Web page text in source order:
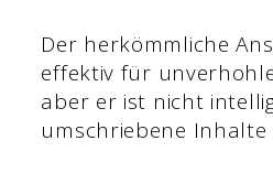
Der herkömmliche
effektiv für
aber er ist nicht
umschriebene Inhalte